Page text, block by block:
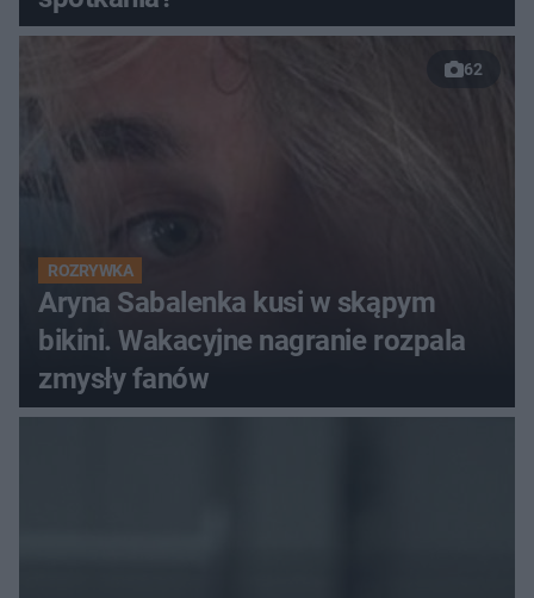
62
ROZRYWKA
Aryna Sabalenka kusi w skąpym
bikini. Wakacyjne nagranie rozpala
zmysły fanów